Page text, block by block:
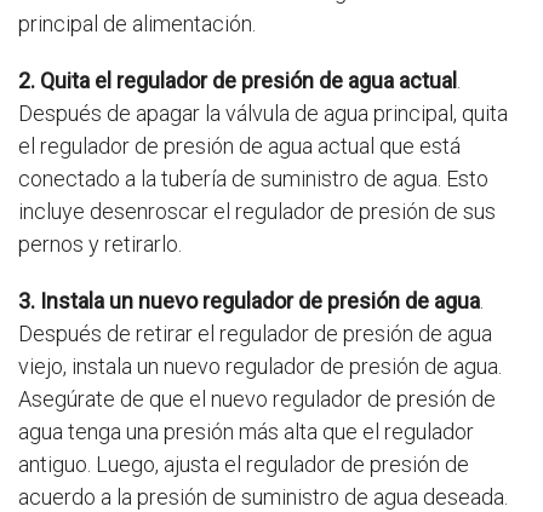
principal de alimentación.
2. Quita el regulador de presión de agua actual
Después de apagar la válvula de agua principal, quita
el regulador de presión de agua actual que está
conectado a la tubería de suministro de agua. Esto
incluye desenroscar el regulador de presión de sus
pernos y retirarlo.
3. Instala un nuevo regulador de presión de agua
Después de retirar el regulador de presión de agua
viejo, instala un nuevo regulador de presión de agua.
Asegúrate de que el nuevo regulador de presión de
agua tenga una presión más alta que el regulador
antiguo. Luego, ajusta el regulador de presión de
acuerdo a la presión de suministro de agua deseada.